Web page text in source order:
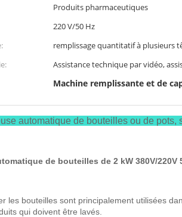
Produits pharmaceutiques
220 V/50 Hz
remplissage quantitatif à plusieurs
Assistance technique par vidéo,
Machine remplissante et de
automatique de bouteilles ou de
de bouteilles de 2 kW 380V/220V
les bouteilles sont principalement utilisées
qui doivent être lavés.